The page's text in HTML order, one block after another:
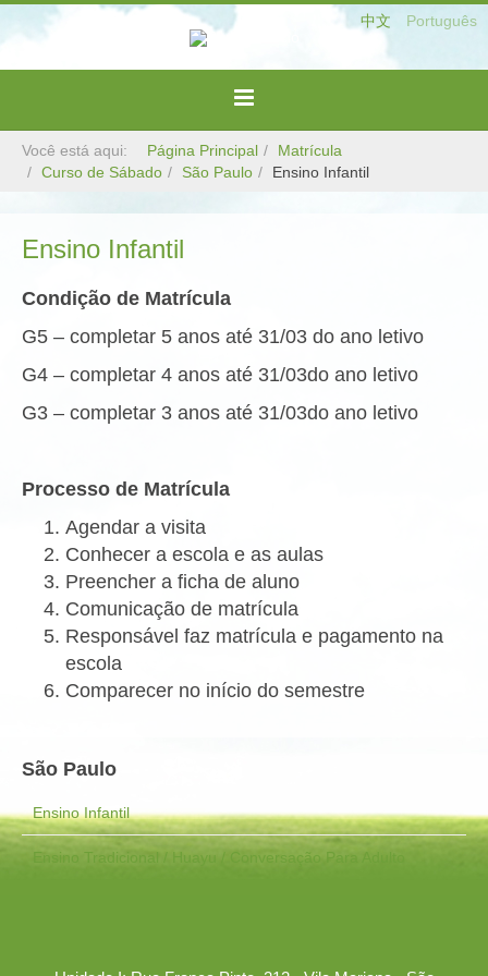
中文 Português
Você está aqui: Página Principal
Matrícula
Curso de Sábado
São Paulo Ensino Infantil
Ensino Infantil
Condição de Matrícula
G5 – completar 5 anos até 31/03 do ano letivo
G4 – completar 4 anos até 31/03do ano letivo
G3 – completar 3 anos até 31/03do ano letivo
Processo de Matrícula
Agendar a visita
Conhecer a escola e as aulas
Preencher a ficha de aluno
Comunicação de matrícula
Responsável faz matrícula e pagamento na
escola
Comparecer no início do semestre
São Paulo
Ensino Infantil
Ensino Tradicional / Huayu / Conversação Para Adulto